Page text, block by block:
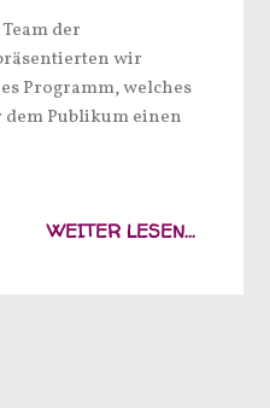
der
wir
Programm, welches
Publikum einen
WEITER LESEN...